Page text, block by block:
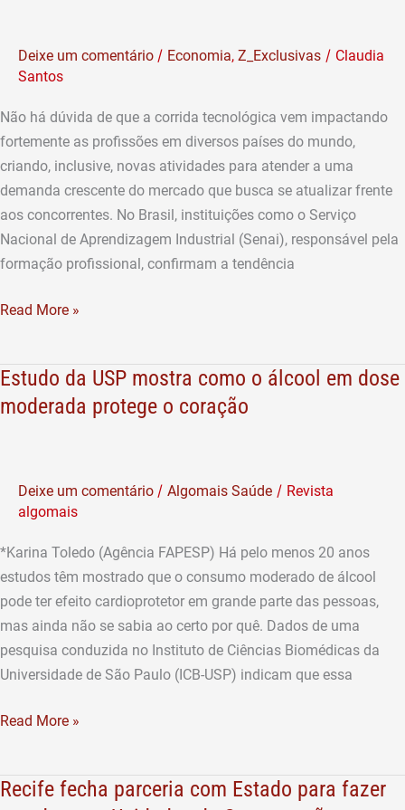
mais
atingidas
Deixe um comentário / Economia, Z_Exclusivas / Claudia
Santos
Não há dúvida de que a corrida tecnológica vem impactando
fortemente as profissões em diversos países do mundo,
criando, inclusive, novas atividades para atender a uma
demanda crescente do mercado que busca se atualizar frente
aos concorrentes. No Brasil, instituições como o Serviço
Nacional de Aprendizagem Industrial (Senai), responsável pela
formação profissional, confirmam a tendência
estão
com
a
indústria
4.0
Read More »
Estudo da USP mostra como o álcool em dose
moderada protege o coração
Deixe um comentário / Algomais Saúde / Revista
algomais
*Karina Toledo (Agência FAPESP) Há pelo menos 20 anos
estudos têm mostrado que o consumo moderado de álcool
pode ter efeito cardioprotetor em grande parte das pessoas,
mas ainda não se sabia ao certo por quê. Dados de uma
pesquisa conduzida no Instituto de Ciências Biomédicas da
Universidade de São Paulo (ICB-USP) indicam que essa
Estudo
da
álcool
em
dose
moderada
protege
o
coração
Read More »
Recife fecha parceria com Estado para fazer
Recife